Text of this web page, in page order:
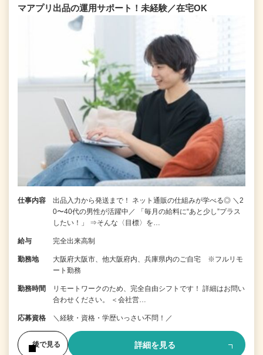
マアプリ出品の運用サポート！未経験／在宅OK
仕事内容
出品入力から発送まで！ ネット通販の仕組みが学べる◎ ＼2
0〜40代の男性が活躍中／ 「毎月の給料に“あと少し”プラス
したい！」 ⇒そんな〈目標〉を…
給与 完全出来高制
勤務地
大阪府大阪市、他大阪府内、兵庫県内のご自宅 ※フルリモ
ート勤務
勤務時間
リモートワークのため、完全自由シフトです！ 詳細はお問い
合わせください。 ＜会社営…
応募資格 ＼経験・資格・学歴いっさい不問！／
後で見る 詳細を見る